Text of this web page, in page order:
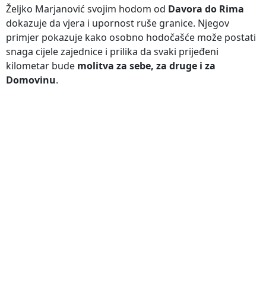
Željko Marjanović svojim hodom od Davora do Rima
dokazuje da vjera i upornost ruše granice. Njegov
primjer pokazuje kako osobno hodočašće može postati
snaga cijele zajednice i prilika da svaki prijeđeni
kilometar bude molitva za sebe, za druge i za
Domovinu.